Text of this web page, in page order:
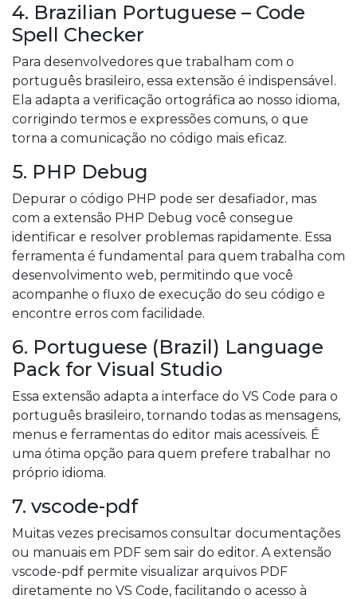
4. Brazilian Portuguese – Code
Spell Checker
Para desenvolvedores que trabalham com o
português brasileiro, essa extensão é indispensável.
Ela adapta a verificação ortográfica ao nosso idioma,
corrigindo termos e expressões comuns, o que
torna a comunicação no código mais eficaz.
5. PHP Debug
Depurar o código PHP pode ser desafiador, mas
com a extensão PHP Debug você consegue
identificar e resolver problemas rapidamente. Essa
ferramenta é fundamental para quem trabalha com
desenvolvimento web, permitindo que você
acompanhe o fluxo de execução do seu código e
encontre erros com facilidade.
6. Portuguese (Brazil) Language
Pack for Visual Studio
Essa extensão adapta a interface do VS Code para o
português brasileiro, tornando todas as mensagens,
menus e ferramentas do editor mais acessíveis. É
uma ótima opção para quem prefere trabalhar no
próprio idioma.
7. vscode-pdf
Muitas vezes precisamos consultar documentações
ou manuais em PDF sem sair do editor. A extensão
vscode-pdf permite visualizar arquivos PDF
diretamente no VS Code, facilitando o acesso à